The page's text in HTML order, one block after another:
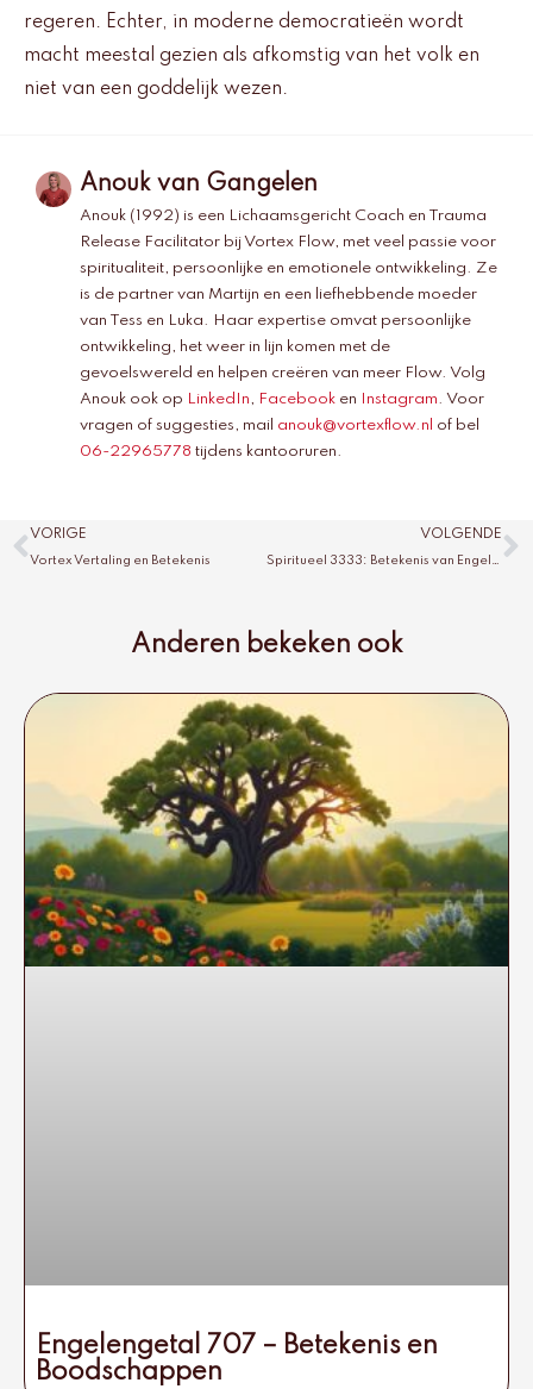
regeren. Echter, in moderne democratieën wordt
macht meestal gezien als afkomstig van het volk en
niet van een goddelijk wezen.
Anouk van Gangelen
Anouk (1992) is een Lichaamsgericht Coach en Trauma
Release Facilitator bij Vortex Flow, met veel passie voor
spiritualiteit, persoonlijke en emotionele ontwikkeling. Ze
is de partner van Martijn en een liefhebbende moeder
van Tess en Luka. Haar expertise omvat persoonlijke
ontwikkeling, het weer in lijn komen met de
gevoelswereld en helpen creëren van meer Flow. Volg
Anouk ook op LinkedIn, Facebook en Instagram. Voor
vragen of suggesties, mail anouk@vortexflow.nl
of bel
06-22965778 tijdens kantooruren.
Vorige
VORIGE
Vortex Vertaling en Betekenis
VOLGENDE
Spiritueel 3333: Betekenis van Engelengetal
Anderen bekeken ook
Engelengetal 707 – Betekenis en
Boodschappen